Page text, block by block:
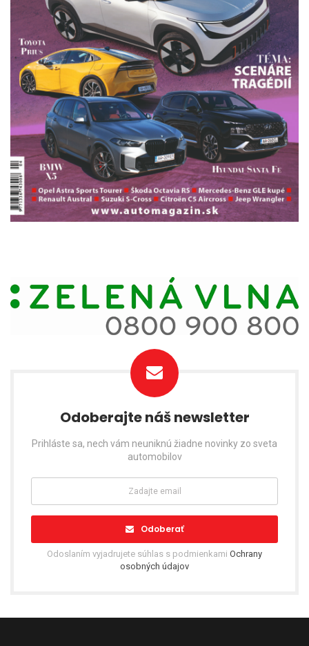
Odoberajte náš newsletter
Prihláste sa, nech vám neuniknú žiadne novinky zo sveta
automobilov
Odoberať
Odoslaním vyjadrujete súhlas s podmienkami Ochrany
osobných údajov